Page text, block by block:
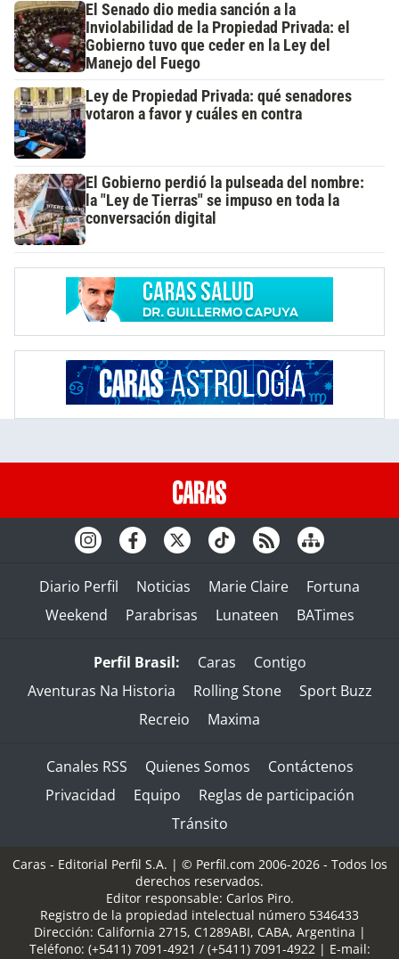
El Senado dio media sanción a la
Inviolabilidad de la Propiedad Privada: el
Gobierno tuvo que ceder en la Ley del
Manejo del Fuego
Ley de Propiedad Privada: qué senadores
votaron a favor y cuáles en contra
El Gobierno perdió la pulseada del nombre:
la "Ley de Tierras" se impuso en toda la
conversación digital
Diario Perfil Noticias Marie Claire
Fortuna
Weekend
Parabrisas Lunateen BATimes
Perfil Brasil: Caras
Contigo
Aventuras Na Historia
Rolling Stone
Sport Buzz
Recreio
Maxima
Canales RSS Quienes Somos
Contáctenos
Privacidad
Equipo
Reglas de participación
Tránsito
Caras - Editorial Perfil S.A. | © Perfil.com 2006-2026 - Todos los
derechos reservados.
Editor responsable: Carlos Piro.
Registro de la propiedad intelectual número 5346433
Dirección: California 2715, C1289ABI, CABA, Argentina |
Teléfono: (+5411) 7091-4921 / (+5411) 7091-4922| E-mail: